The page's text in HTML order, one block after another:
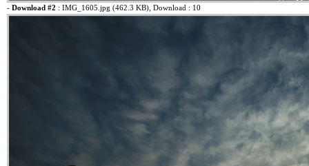
- Download #2 : IMG_1605.jpg (462.3 KB) , Download : 10